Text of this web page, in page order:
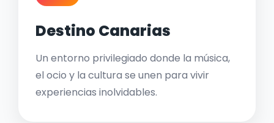
Destino Canarias
Un entorno privilegiado donde la música,
el ocio y la cultura se unen para vivir
experiencias inolvidables.